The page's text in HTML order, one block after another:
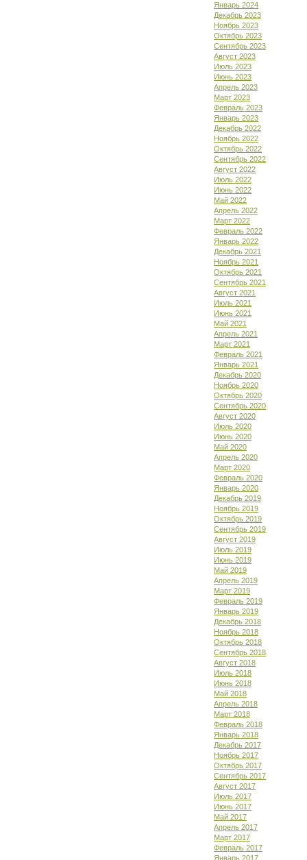
Январь 2024
Декабрь 2023
Ноябрь 2023
Октябрь 2023
Сентябрь 2023
Август 2023
Июль 2023
Июнь 2023
Апрель 2023
Март 2023
Февраль 2023
Январь 2023
Декабрь 2022
Ноябрь 2022
Октябрь 2022
Сентябрь 2022
Август 2022
Июль 2022
Июнь 2022
Май 2022
Апрель 2022
Март 2022
Февраль 2022
Январь 2022
Декабрь 2021
Ноябрь 2021
Октябрь 2021
Сентябрь 2021
Август 2021
Июль 2021
Июнь 2021
Май 2021
Апрель 2021
Март 2021
Февраль 2021
Январь 2021
Декабрь 2020
Ноябрь 2020
Октябрь 2020
Сентябрь 2020
Август 2020
Июль 2020
Июнь 2020
Май 2020
Апрель 2020
Март 2020
Февраль 2020
Январь 2020
Декабрь 2019
Ноябрь 2019
Октябрь 2019
Сентябрь 2019
Август 2019
Июль 2019
Июнь 2019
Май 2019
Апрель 2019
Март 2019
Февраль 2019
Январь 2019
Декабрь 2018
Ноябрь 2018
Октябрь 2018
Сентябрь 2018
Август 2018
Июль 2018
Июнь 2018
Май 2018
Апрель 2018
Март 2018
Февраль 2018
Январь 2018
Декабрь 2017
Ноябрь 2017
Октябрь 2017
Сентябрь 2017
Август 2017
Июль 2017
Июнь 2017
Май 2017
Апрель 2017
Март 2017
Февраль 2017
Январь 2017